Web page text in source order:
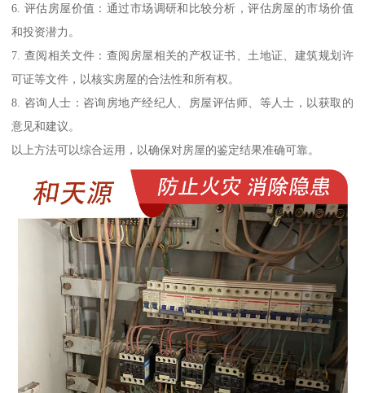
6. 评估房屋价值：通过市场调研和比较分析，评估房屋的市场价值
和投资潜力。
7. 查阅相关文件：查阅房屋相关的产权证书、土地证、建筑规划许
可证等文件，以核实房屋的合法性和所有权。
8. 咨询人士：咨询房地产经纪人、房屋评估师、等人士，以获取的
意见和建议。
以上方法可以综合运用，以确保对房屋的鉴定结果准确可靠。